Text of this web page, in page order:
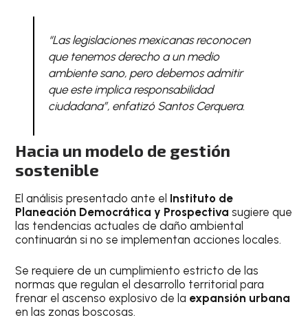
“Las legislaciones mexicanas reconocen
que tenemos derecho a un medio
ambiente sano, pero debemos admitir
que este implica responsabilidad
ciudadana”, enfatizó Santos Cerquera.
Hacia un modelo de gestión
sostenible
El análisis presentado ante el Instituto de
Planeación Democrática y Prospectiva sugiere que
las tendencias actuales de daño ambiental
continuarán si no se implementan acciones locales.
Se requiere de un cumplimiento estricto de las
normas que regulan el desarrollo territorial para
frenar el ascenso explosivo de la expansión urbana
en las zonas boscosas.